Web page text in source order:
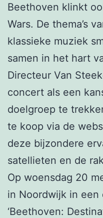
Beethoven klinkt
Wars. De thema’s
klassieke muziek
samen in het hart
Directeur Van
concert als een
doelgroep te
te koop via de
deze bijzondere
satellieten en de
Op woensdag 20
in Noordwijk in
‘Beethoven: